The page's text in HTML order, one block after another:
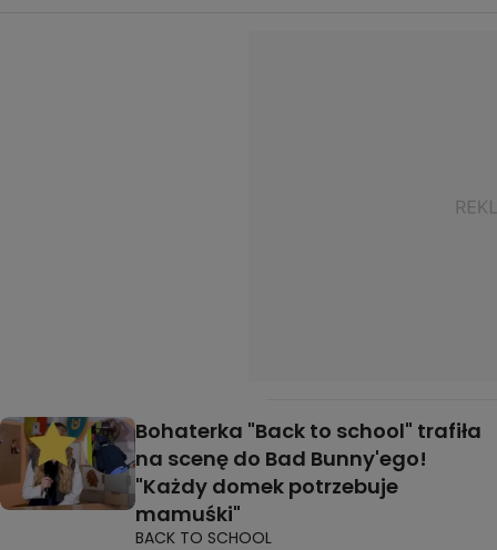
Bohaterka "Back to school" trafiła
na scenę do Bad Bunny'ego!
"Każdy domek potrzebuje
mamuśki"
BACK TO SCHOOL